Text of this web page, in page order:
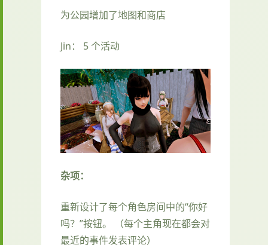
为公园增加了地图和商店
Jin： 5 个活动
杂项：
重新设计了每个角色房间中的“你好
吗？”按钮。 （每个主角现在都会对
最近的事件发表评论）